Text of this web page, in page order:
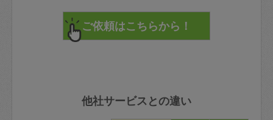
他社サービスとの違い